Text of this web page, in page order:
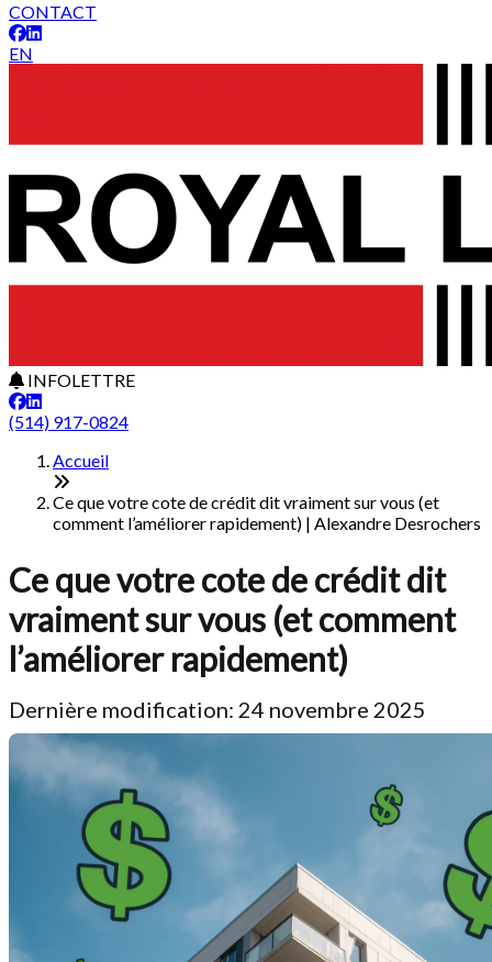
CONTACT
EN
INFOLETTRE
(514) 917-0824
Accueil
Ce que votre cote de crédit dit vraiment sur vous (et
comment l’améliorer rapidement) | Alexandre Desrochers
Ce que votre cote de crédit dit
vraiment sur vous (et comment
l’améliorer rapidement)
Dernière modification: 24 novembre 2025